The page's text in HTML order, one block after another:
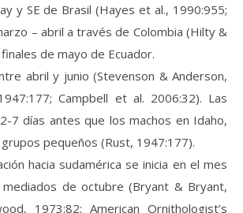
y SE de Brasil (Hayes et al., 1990:955;
– abril a través de Colombia (Hilty &
de mayo de Ecuador.
abril y junio (Stevenson & Anderson,
Campbell et al. 2006:32). Las
7 días antes que los machos en Idaho,
pequeños (Rust, 1947:177).
hacia sudamérica se inicia en el mes
de octubre (Bryant & Bryant,
1973:82; American Ornithologist’s